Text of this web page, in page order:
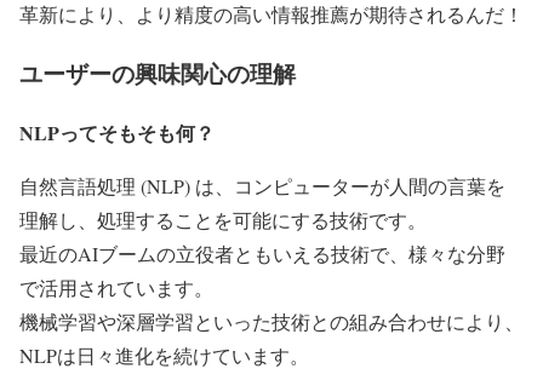
革新により、より精度の高い情報推薦が期待されるんだ！
ユーザーの興味関心の理解
NLPってそもそも何？
自然言語処理 (NLP) は、コンピューターが人間の言葉を
理解し、処理することを可能にする技術です。
最近のAIブームの立役者ともいえる技術で、様々な分野
で活用されています。
機械学習や深層学習といった技術との組み合わせにより、
NLPは日々進化を続けています。